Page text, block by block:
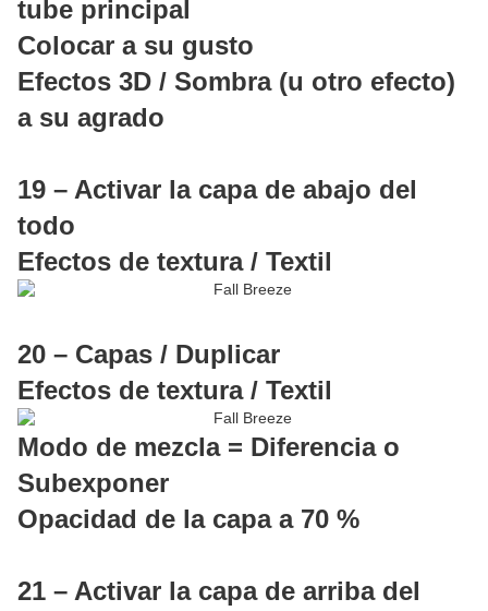
tube principal
Colocar a su gusto
Efectos 3D / Sombra (u otro efecto)
a su agrado
19 – Activar la capa de abajo del
todo
Efectos de textura / Textil
20 – Capas / Duplicar
Efectos de textura / Textil
Modo de mezcla = Diferencia o
Subexponer
Opacidad de la capa a 70 %
21 – Activar la capa de arriba del